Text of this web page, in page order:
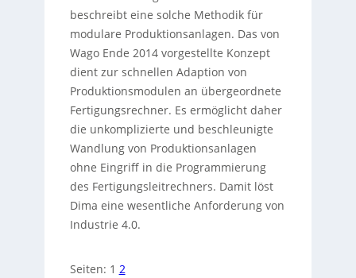
beschreibt eine solche Methodik für
modulare Produktionsanlagen. Das von
Wago Ende 2014 vorgestellte Konzept
dient zur schnellen Adaption von
Produktionsmodulen an übergeordnete
Fertigungsrechner. Es ermöglicht daher
die unkomplizierte und beschleunigte
Wandlung von Produktionsanlagen
ohne Eingriff in die Programmierung
des Fertigungsleitrechners. Damit löst
Dima eine wesentliche Anforderung von
Industrie 4.0.
Seiten: 1 2